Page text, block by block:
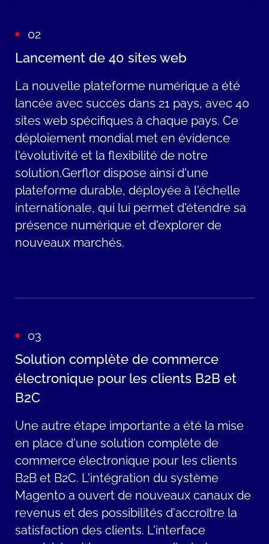
utilisateurs de trouver rapidement et
efficacement les produits souhaités,
utilisateurs et réduisant les frictions dans
le processus d'achat.
Grâce à une étroite collaboration avec les
équipes internes et les partenaires
externes de Gerflor, nous avons réussi à
mettre en œuvre des intégrations
complexes avec l'ERP, le CRM, le
PIM/DAM et le système de commerce
électronique Magento. Une planification
minutieuse, une communication
potentiels et assurer le bon déroulement
technologique, la planification stratégique
et la gestion de projet Agile, nous avons
fait de la vision numérique de Gerflor une
réalité et donné à l'entreprise un avantage
concurrentiel décisif.
02
Lancement de 40 sites web
La nouvelle plateforme numérique a été
lancée avec succès dans 21 pays, avec 40
sites web spécifiques à chaque pays. Ce
déploiement mondial met en évidence
l'évolutivité et la flexibilité de notre
solution.Gerflor dispose ainsi d'une
plateforme durable, déployée à l'échelle
internationale, qui lui permet d'étendre sa
présence numérique et d'explorer de
nouveaux marchés.
03
Solution complète de commerce
électronique pour les clients B2B et
B2C
Uneautre étape importante aété la mise
en placed'une solutioncomplète de
commerceélectronique pour les clients
B2B et B2C. L'intégration dusystème
Magento aouvert de nouveauxcanaux de
revenus et des possibilités d'accroître la
satisfaction des clients. L'interface